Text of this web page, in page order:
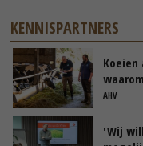
KENNISPARTNERS
tijdens
AHV
'Wij